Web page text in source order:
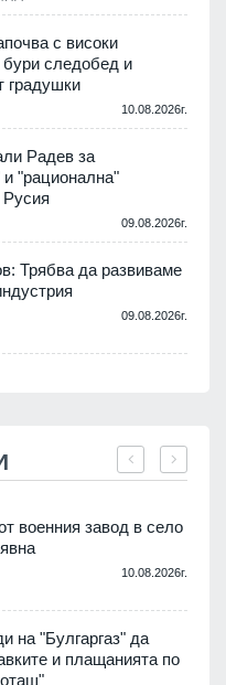
с високи
бури следобед и
градушки
10.08.2026г.
Радев за
"рационална"
Русия
09.08.2026г.
Трябва да развиваме
09.08.2026г.
военния завод в село
10.08.2026г.
на "Булгаргаз" да
и плащанията по